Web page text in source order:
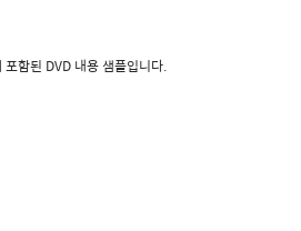
포함된 DVD 내용 샘플입니다.